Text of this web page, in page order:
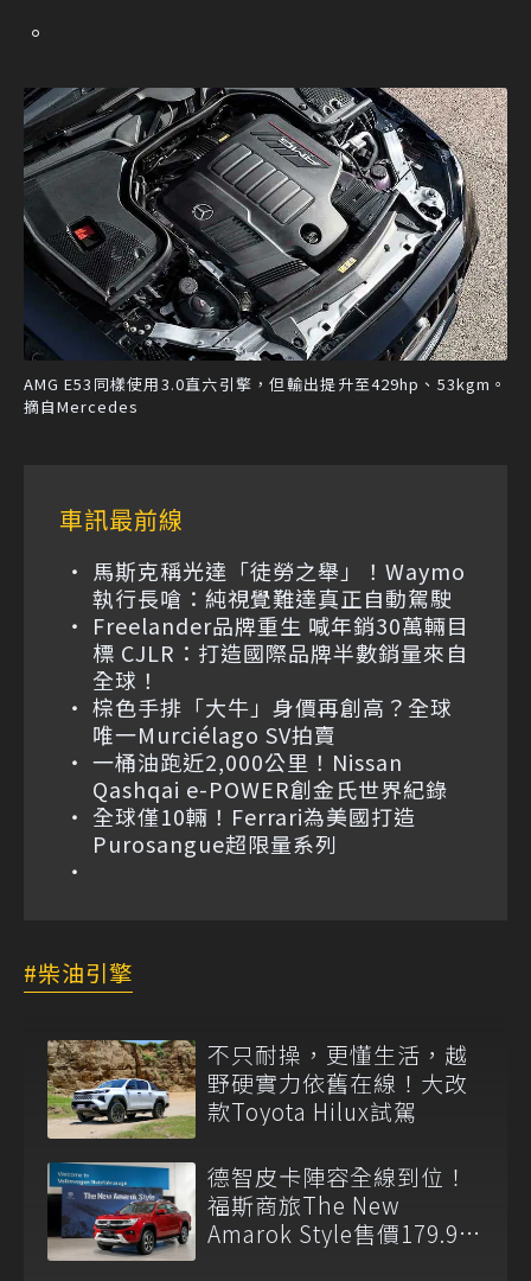
。
AMG E53同樣使用3.0直六引擎，但輸出提升至429hp、53kgm。
摘自Mercedes
車訊最前線
馬斯克稱光達「徒勞之舉」！Waymo
執行長嗆：純視覺難達真正自動駕駛
Freelander品牌重生 喊年銷30萬輛目
標 CJLR：打造國際品牌半數銷量來自
全球！
棕色手排「大牛」身價再創高？全球
唯一Murciélago SV拍賣
一桶油跑近2,000公里！Nissan
Qashqai e-POWER創金氏世界紀錄
全球僅10輛！Ferrari為美國打造
Purosangue超限量系列
柴油引擎
不只耐操，更懂生活，越
野硬實力依舊在線！大改
款Toyota Hilux試駕
德智皮卡陣容全線到位！
福斯商旅The New
Amarok Style售價179.9萬